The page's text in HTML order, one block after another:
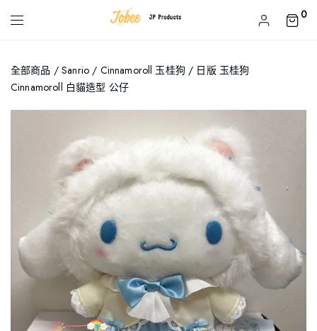
0
全部商品 /Sanrio / Cinnamoroll 玉桂狗 / 日版 玉桂狗
Cinnamoroll 白貓造型 公仔